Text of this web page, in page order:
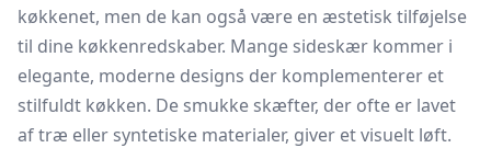
køkkenet, men de kan også være en æstetisk tilføjelse
til dine køkkenredskaber. Mange sideskær kommer i
elegante, moderne designs der komplementerer et
stilfuldt køkken. De smukke skæfter, der ofte er lavet
af træ eller syntetiske materialer, giver et visuelt løft.